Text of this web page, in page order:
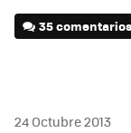
35 comentarios
24 Octubre 2013